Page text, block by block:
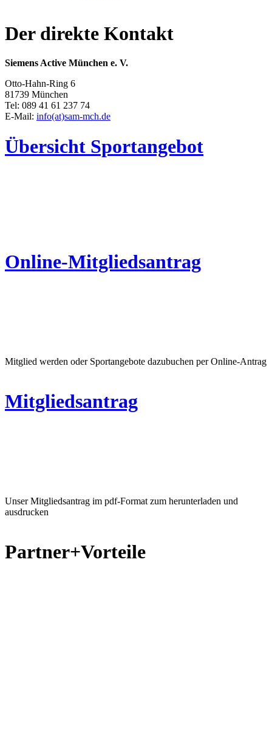
Der direkte Kontakt
Siemens Active München e. V.
Otto-Hahn-Ring 6
81739 München
Tel: 089 41 61 237 74
E-Mail: info(at)sam-mch.de
Übersicht Sportangebot
Online-Mitgliedsantrag
Mitglied werden oder Sportangebote dazubuchen per Online-Antrag
Mitgliedsantrag
Unser Mitgliedsantrag im pdf-Format zum herunterladen und
ausdrucken
Partner+Vorteile